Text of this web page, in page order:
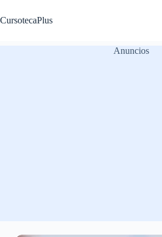
al
contenido
CursotecaPlus
Anuncios